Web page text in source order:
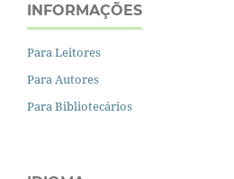
INFORMAÇÕES
Para Leitores
Para Autores
Para Bibliotecários